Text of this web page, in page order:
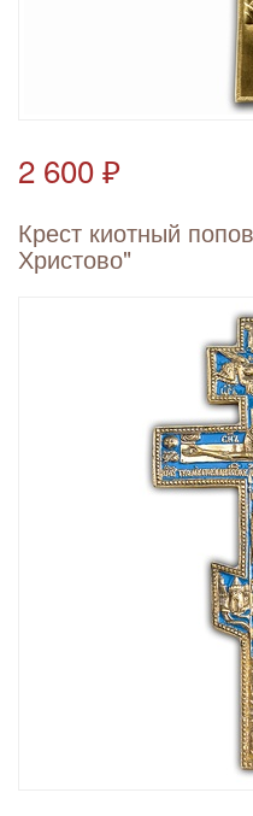
2 600 ₽
Крест киотный
Христово"